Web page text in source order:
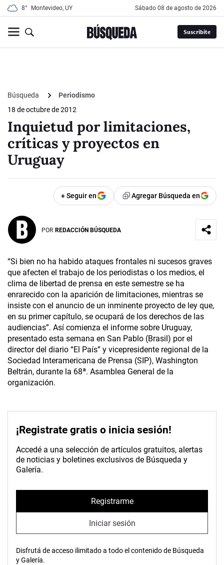
8° Montevideo, UY sábado 08 de agosto de 2026
Suscribite
Búsqueda
Periodismo
18 de octubre de 2012
Inquietud por limitaciones,
críticas y proyectos en
Uruguay
+ Seguir en Agregar Búsqueda en
POR REDACCIÓN BÚSQUEDA
“Si bien no ha habido ataques frontales ni sucesos graves
que afecten el trabajo de los periodistas o los medios, el
clima de libertad de prensa en este semestre se ha
enrarecido con la aparición de limitaciones, mientras se
insiste con el anuncio de un inminente proyecto de ley que,
en su primer capítulo, se ocupará de los derechos de las
audiencias”. Así comienza el informe sobre Uruguay,
presentado esta semana en San Pablo (Brasil) por el
director del diario “El País” y vicepresidente regional de la
Sociedad Interamericana de Prensa (SIP), Washington
Beltrán, durante la 68ª. Asamblea General de la
organización.
¡Registrate gratis o inicia sesión!
Accedé a una selección de artículos gratuitos, alertas
de noticias y boletines exclusivos de Búsqueda y
Galería.
Registrarme
Iniciar sesión
Disfrutá de acceso ilimitado a todo el contenido de Búsqueda
y Galería.